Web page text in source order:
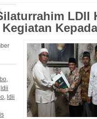
LDII
ldii
ldii